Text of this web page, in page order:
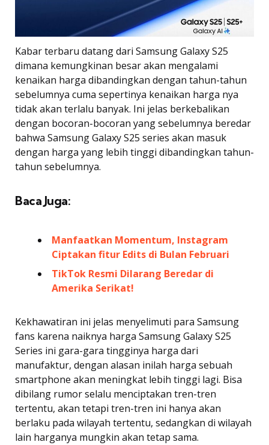
Kabar terbaru datang dari Samsung Galaxy S25
dimana kemungkinan besar akan mengalami
kenaikan harga dibandingkan dengan tahun-tahun
sebelumnya cuma sepertinya kenaikan harga nya
tidak akan terlalu banyak. Ini jelas berkebalikan
dengan bocoran-bocoran yang sebelumnya beredar
bahwa Samsung Galaxy S25 series akan masuk
dengan harga yang lebih tinggi dibandingkan tahun-
tahun sebelumnya.
Baca Juga:
Manfaatkan Momentum, Instagram
Ciptakan fitur Edits di Bulan Februari
TikTok Resmi Dilarang Beredar di
Amerika Serikat!
Kekhawatiran ini jelas menyelimuti para Samsung
fans karena naiknya harga Samsung Galaxy S25
Series ini gara-gara tingginya harga dari
manufaktur, dengan alasan inilah harga sebuah
smartphone akan meningkat lebih tinggi lagi. Bisa
dibilang rumor selalu menciptakan tren-tren
tertentu, akan tetapi tren-tren ini hanya akan
berlaku pada wilayah tertentu, sedangkan di wilayah
lain harganya mungkin akan tetap sama.